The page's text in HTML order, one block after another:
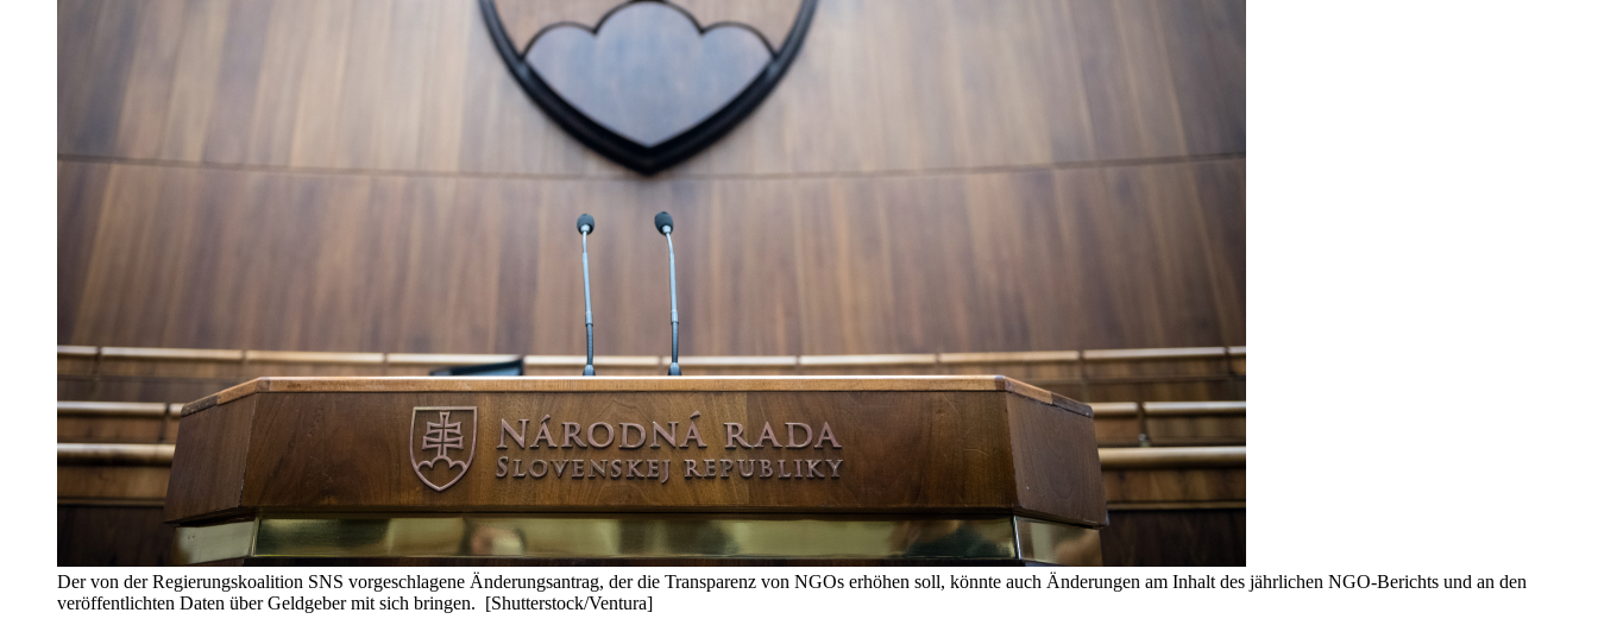
Der von der Regierungskoalition SNS vorgeschlagene Änderungsantrag, der die Transparenz von NGOs erhöhen soll, könnte auch Änderungen am Inhalt des jährlichen NGO-Berichts und an den
veröffentlichten Daten über Geldgeber mit sich bringen. [Shutterstock/Ventura]